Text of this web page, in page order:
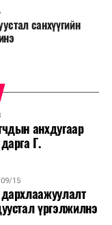
санхүүгийн
анхдугаар
Г.
15
үргэлжилнэ